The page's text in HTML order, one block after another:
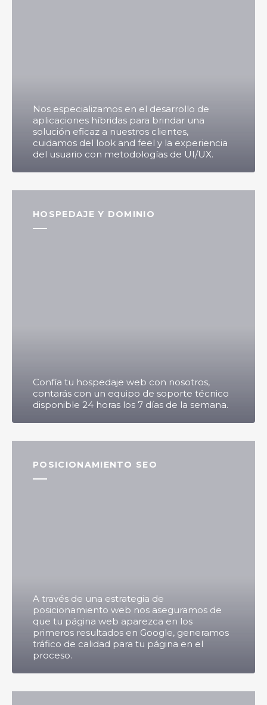
Nos especializamos en el desarrollo de
aplicaciones híbridas para brindar una
solución eficaz a nuestros clientes,
cuidamos del look and feel y la experiencia
del usuario con metodologías de UI/UX.
HOSPEDAJE Y DOMINIO
Confía tu hospedaje web con nosotros,
contarás con un equipo de soporte técnico
disponible 24 horas los 7 días de la semana.
POSICIONAMIENTO SEO
A través de una estrategia de
posicionamiento web nos aseguramos de
que tu página web aparezca en los
primeros resultados en Google, generamos
tráfico de calidad para tu página en el
proceso.